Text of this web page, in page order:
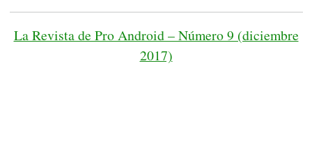
La Revista de Pro Android – Número 9 (diciembre
2017)